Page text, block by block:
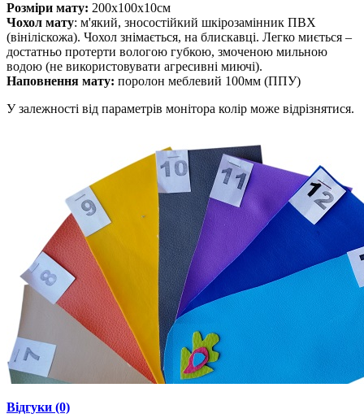
Розміри мату: 200х100х10см
Чохол мату: м'який, зносостійкий шкірозамінник ПВХ
(вініліскожа). Чохол знімається, на блискавці. Легко миється –
достатньо протерти вологою губкою, змоченою мильною
водою (не використовувати агресивні миючі).
Наповнення мату: поролон меблевий 100мм (ППУ)
У залежності від параметрів монітора колір може відрізнятися.
Відгуки (0)